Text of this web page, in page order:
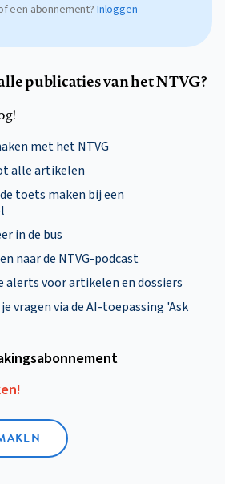
een abonnement? Inloggen
publicaties van het NTVG?
met het NTVG
alle artikelen
toets maken bij een
in de bus
naar de NTVG-podcast
alerts voor artikelen en dossiers
vragen via de AI-toepassing 'Ask